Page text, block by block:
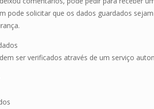
pode solicitar que os dados guardados
ser verificados através de um serviço